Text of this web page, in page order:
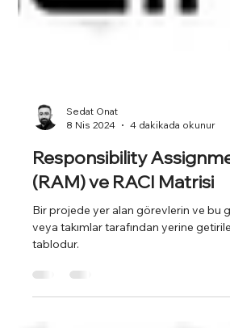
Sedat Onat
8 Nis 2024
4 dakikada okunur
Responsibility
(RAM) ve RACI Matrisi
Bir projede yer alan görevlerin ve bu